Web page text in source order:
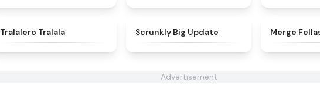
Tralalero Tralala Scrunkly Big Update Merge
Advertisement